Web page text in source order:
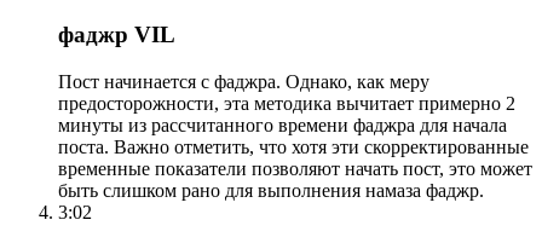
фаджр VIL
Пост начинается с фаджра. Однако, как меру
предосторожности, эта методика вычитает примерно 2
минуты из рассчитанного времени фаджра для начала
поста. Важно отметить, что хотя эти скорректированные
временные показатели позволяют начать пост, это может
быть слишком рано для выполнения намаза фаджр.
3:02